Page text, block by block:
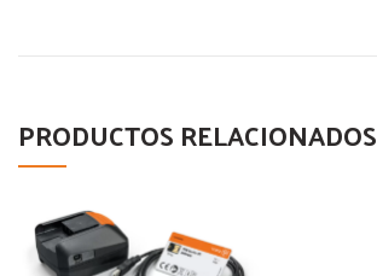
PRODUCTOS RELACIONADOS